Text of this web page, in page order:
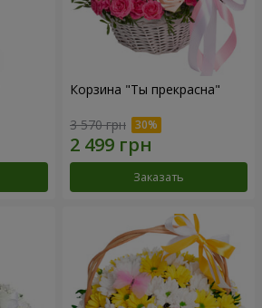
Корзина "Ты прекрасна"
3 570 грн
Заказать